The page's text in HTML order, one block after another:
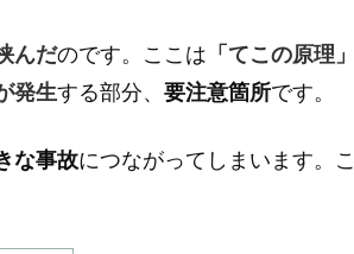
んだのです。ここは 「てこの原理」
発生する部分、 要注意箇所です。
な事故につながってしまいます。こ